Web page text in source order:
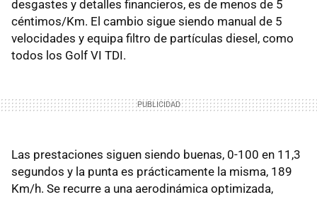
desgastes y detalles financieros, es de menos de 5
céntimos/Km. El cambio sigue siendo manual de 5
velocidades y equipa filtro de partículas diesel, como
todos los Golf VI TDI.
Las prestaciones siguen siendo buenas, 0-100 en 11,3
segundos y la punta es prácticamente la misma, 189
Km/h. Se recurre a una aerodinámica optimizada,